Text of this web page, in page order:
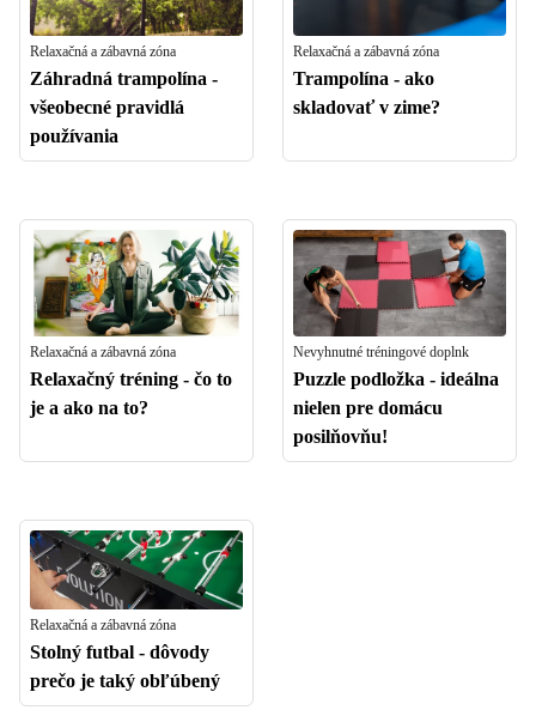
Relaxačná a zábavná zóna
Záhradná trampolína -
všeobecné pravidlá
používania
Relaxačná a zábavná zóna
Trampolína - ako
skladovať v zime?
Relaxačná a zábavná zóna
Relaxačný tréning - čo to
je a ako na to?
Nevyhnutné tréningové doplnk
Puzzle podložka - ideálna
nielen pre domácu
posilňovňu!
Relaxačná a zábavná zóna
Stolný futbal - dôvody
prečo je taký obľúbený